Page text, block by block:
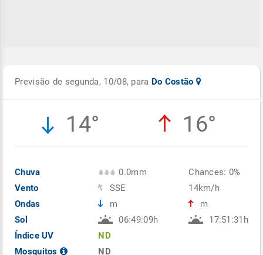
Previsão de segunda, 10/08, para Do Costão
14° 16°
Chuva
Vento
Ondas
Sol
Índice UV
Mosquitos
0.0mm
SSE
m
06:49:09h
ND
ND
Chances: 0%
14km/h
m
17:51:31h